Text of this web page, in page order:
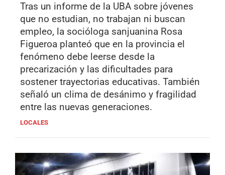
Tras un informe de la UBA sobre jóvenes
que no estudian, no trabajan ni buscan
empleo, la socióloga sanjuanina Rosa
Figueroa planteó que en la provincia el
fenómeno debe leerse desde la
precarización y las dificultades para
sostener trayectorias educativas. También
señaló un clima de desánimo y fragilidad
entre las nuevas generaciones.
LOCALES